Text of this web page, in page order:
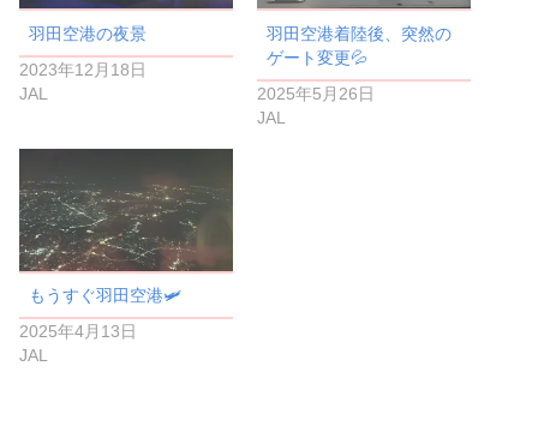
羽田空港の夜景
2023年12月18日
JAL
羽田空港着陸後、突然の
ゲート変更💦
2025年5月26日
JAL
もうすぐ羽田空港🛩️
2025年4月13日
JAL